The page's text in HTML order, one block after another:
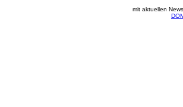
mit aktuellen